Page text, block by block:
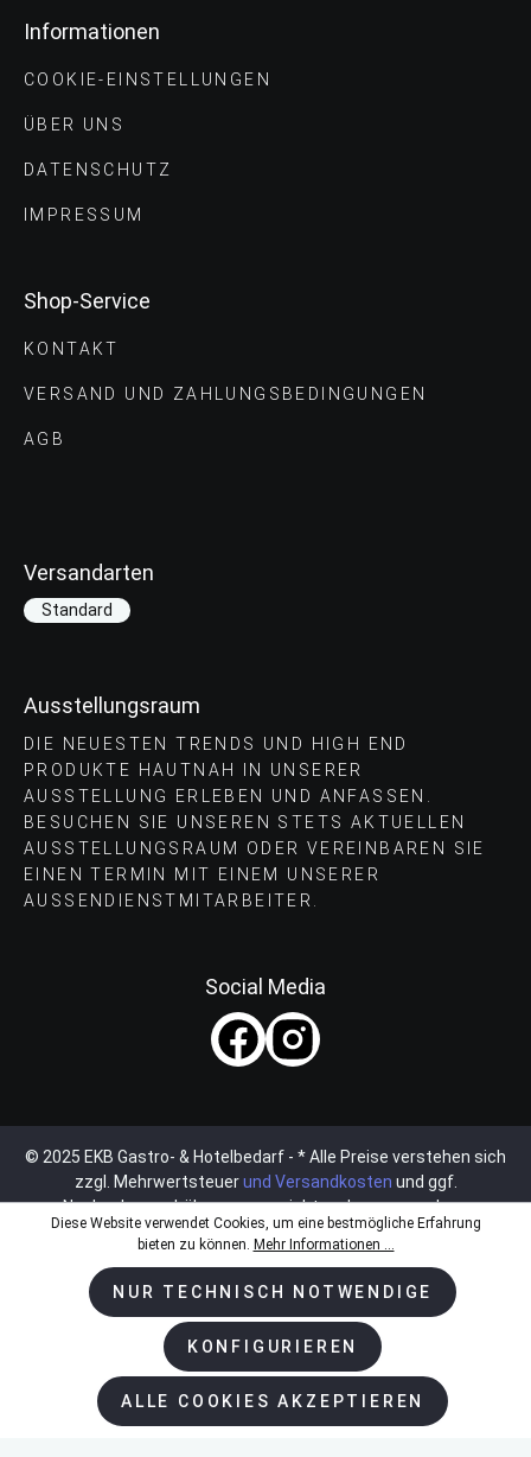
Informationen
COOKIE-EINSTELLUNGEN
ÜBER UNS
DATENSCHUTZ
IMPRESSUM
Shop-Service
KONTAKT
VERSAND UND ZAHLUNGS­BEDINGUNGEN
AGB
Versandarten
Standard
Ausstellungsraum
DIE NEUESTEN TRENDS UND HIGH END
PRODUKTE HAUTNAH IN UNSERER
AUSSTELLUNG ERLEBEN UND ANFASSEN.
BESUCHEN SIE UNSEREN STETS AKTUELLEN
AUSSTELLUNGSRAUM ODER VEREINBAREN SIE
EINEN TERMIN MIT EINEM UNSERER
AUSSENDIENSTMITARBEITER.
Social Media
© 2025 EKB Gastro- & Hotelbedarf - * Alle Preise verstehen sich
zzgl. Mehrwertsteuerund Versandkosten und ggf.
Nachnahmegebühren, wenn nicht anders angegeben.
Diese Website verwendet Cookies, um eine bestmögliche Erfahrung
bieten zu können. Mehr Informationen ...
NUR TECHNISCH NOTWENDIGE
KONFIGURIEREN
ALLE COOKIES AKZEPTIEREN